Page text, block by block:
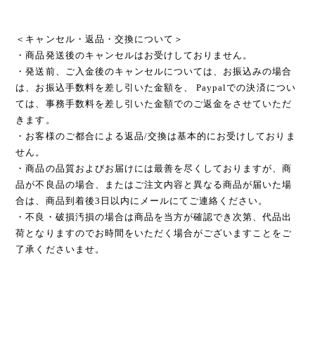
＜キャンセル・返品・交換について＞
・商品発送後のキャンセルはお受けしておりません。
・発送前、ご入金後のキャンセルについては、お振込みの場合
は、お振込手数料を差し引いた金額を、 Paypalでの決済につい
ては、事務手数料を差し引いた金額でのご返金をさせていただ
きます。
・お客様のご都合による返品/交換は基本的にお受けしておりま
せん。
・商品の品質およびお届けには最善を尽くしておりますが、商
品が不良品の場合、またはご注文内容と異なる商品が届いた場
合は、商品到着後3日以内にメールにてご連絡ください。
・不良・破損汚損の場合は商品を当方が確認でき次第、代品出
荷となりますのでお時間をいただく場合がございますことをご
了承くださいませ。